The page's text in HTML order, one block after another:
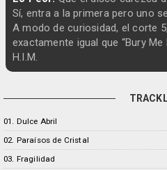
Sí, entra a la primera pero uno
A modo de curiosidad, el corte
exactamente igual que “Bury
H.I.M.
01. Dulce Abril
02. Paraísos de Cristal
03. Fragilidad